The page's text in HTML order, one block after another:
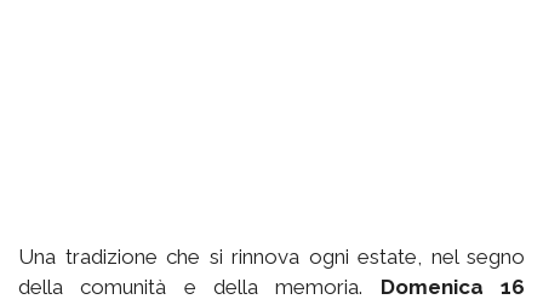
Una tradizione che si rinnova ogni estate, nel segno
della comunità e della memoria. Domenica 16